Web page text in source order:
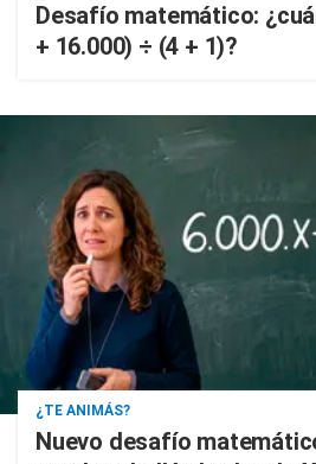
Desafío matemático:
+ 16.000) ÷ (4 + 1)?
¿TE ANIMÁS?
Nuevo desafío